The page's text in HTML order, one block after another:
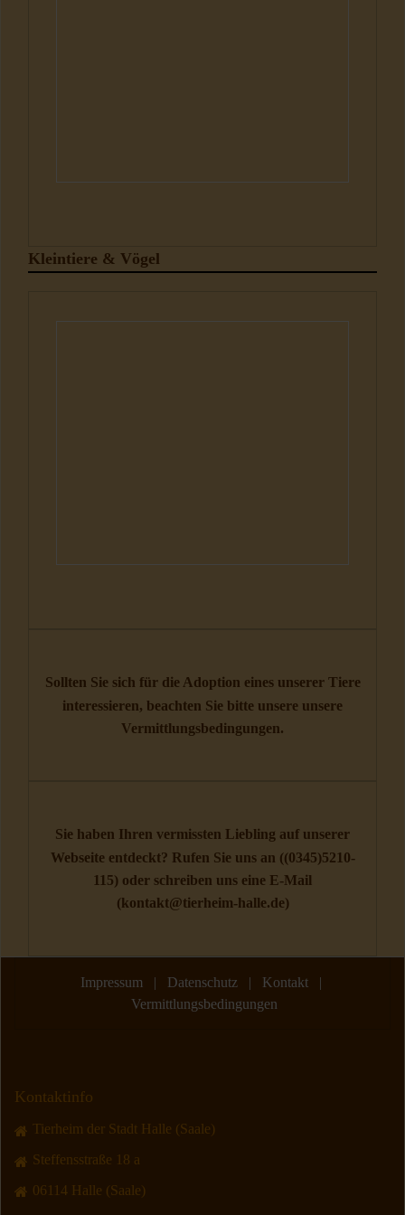
Kleintiere & Vögel
Sollten Sie sich für die Adoption eines unserer Tiere
interessieren, beachten Sie bitte unsere unsere
Vermittlungsbedingungen.
Sie haben Ihren vermissten Liebling auf unserer
Webseite entdeckt? Rufen Sie uns an ((0345)5210-
115) oder schreiben uns eine E-Mail
(kontakt@tierheim-halle.de)
Impressum | Datenschutz| Kontakt|
Vermittlungsbedingungen
Kontaktinfo
Tierheim der Stadt Halle (Saale)
Steffensstraße 18 a
06114 Halle (Saale)